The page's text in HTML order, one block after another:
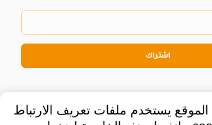
اشتراك
الموقع يستخدم ملفات تعريف الارتباط